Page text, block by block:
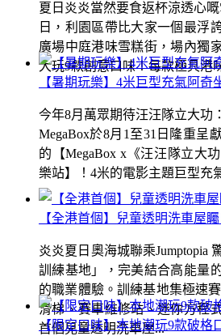
夏日炎炎當然要食返杯涼透心
日，利園區帶比大家一個最浮
廣場中庭港味雪糕街，場內獨
大玩9款創意口味！每款極具港
【全港首個】兒童透明洗車屋
炎炎夏日奧海城聯乘Jumptopia
訓練基地」，完美結合高能量
的職業體驗。訓練基地集極速
滑梯、賽車維修站、迷你方程
首個兒童透明洗車屋...
【暑期玩樂】4米巨型充氣阿奇
今年8月萬眾期待汪汪隊立大功
MegaBox於8月1至31日隆重呈
的【MegaBox x《汪汪隊立大
樂站】！4米的電影主題巨型充
【限定口味】本地潮玩9款破格